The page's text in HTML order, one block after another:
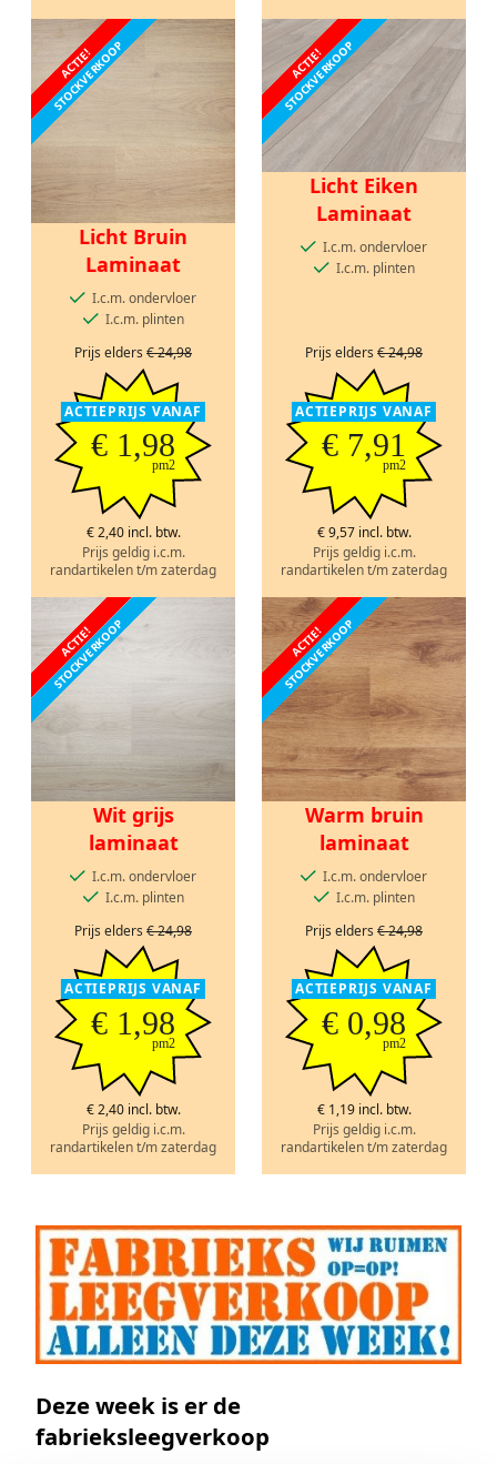
ACTIE!
STOCKVERKOOP
Licht Bruin
Laminaat
I.c.m. ondervloer
I.c.m. plinten
Prijs elders € 24,98
ACTIEPRIJS VANAF
€ 1,98
pm2
€ 2,40 incl. btw.
Prijs geldig i.c.m.
randartikelen t/m zaterdag
ACTIE!
STOCKVERKOOP
Licht Eiken
Laminaat
I.c.m. ondervloer
I.c.m. plinten
Prijs elders € 24,98
ACTIEPRIJS VANAF
€ 7,91
pm2
€ 9,57 incl. btw.
Prijs geldig i.c.m.
randartikelen t/m zaterdag
ACTIE!
STOCKVERKOOP
Wit grijs
laminaat
I.c.m. ondervloer
I.c.m. plinten
Prijs elders € 24,98
ACTIEPRIJS VANAF
€ 1,98
pm2
€ 2,40 incl. btw.
Prijs geldig i.c.m.
randartikelen t/m zaterdag
ACTIE!
STOCKVERKOOP
Warm bruin
laminaat
I.c.m. ondervloer
I.c.m. plinten
Prijs elders € 24,98
ACTIEPRIJS VANAF
€ 0,98
pm2
€ 1,19 incl. btw.
Prijs geldig i.c.m.
randartikelen t/m zaterdag
Deze week is er de
fabrieksleegverkoop